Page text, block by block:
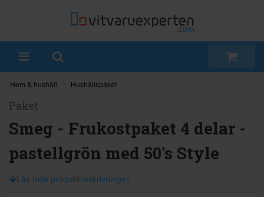
Hem & hushåll Hushållspaket
Paket
Smeg - Frukostpaket 4 delar -
pastellgrön med 50's Style
Läs hela produktbeskrivningen